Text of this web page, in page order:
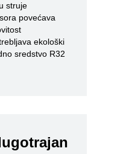
struje
povećava
ekološki
sredstvo R32